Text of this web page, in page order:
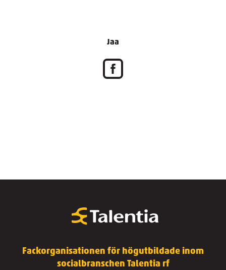
Jaa
Fackorganisationen för högutbildade inom
socialbranschen Talentia rf